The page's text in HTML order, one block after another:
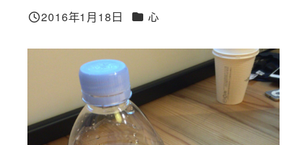
投稿日
2016年1月18日 カテゴリー
心